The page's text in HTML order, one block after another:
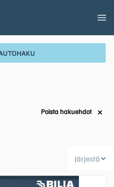
Poista hakuehdot ✕
Järjestä